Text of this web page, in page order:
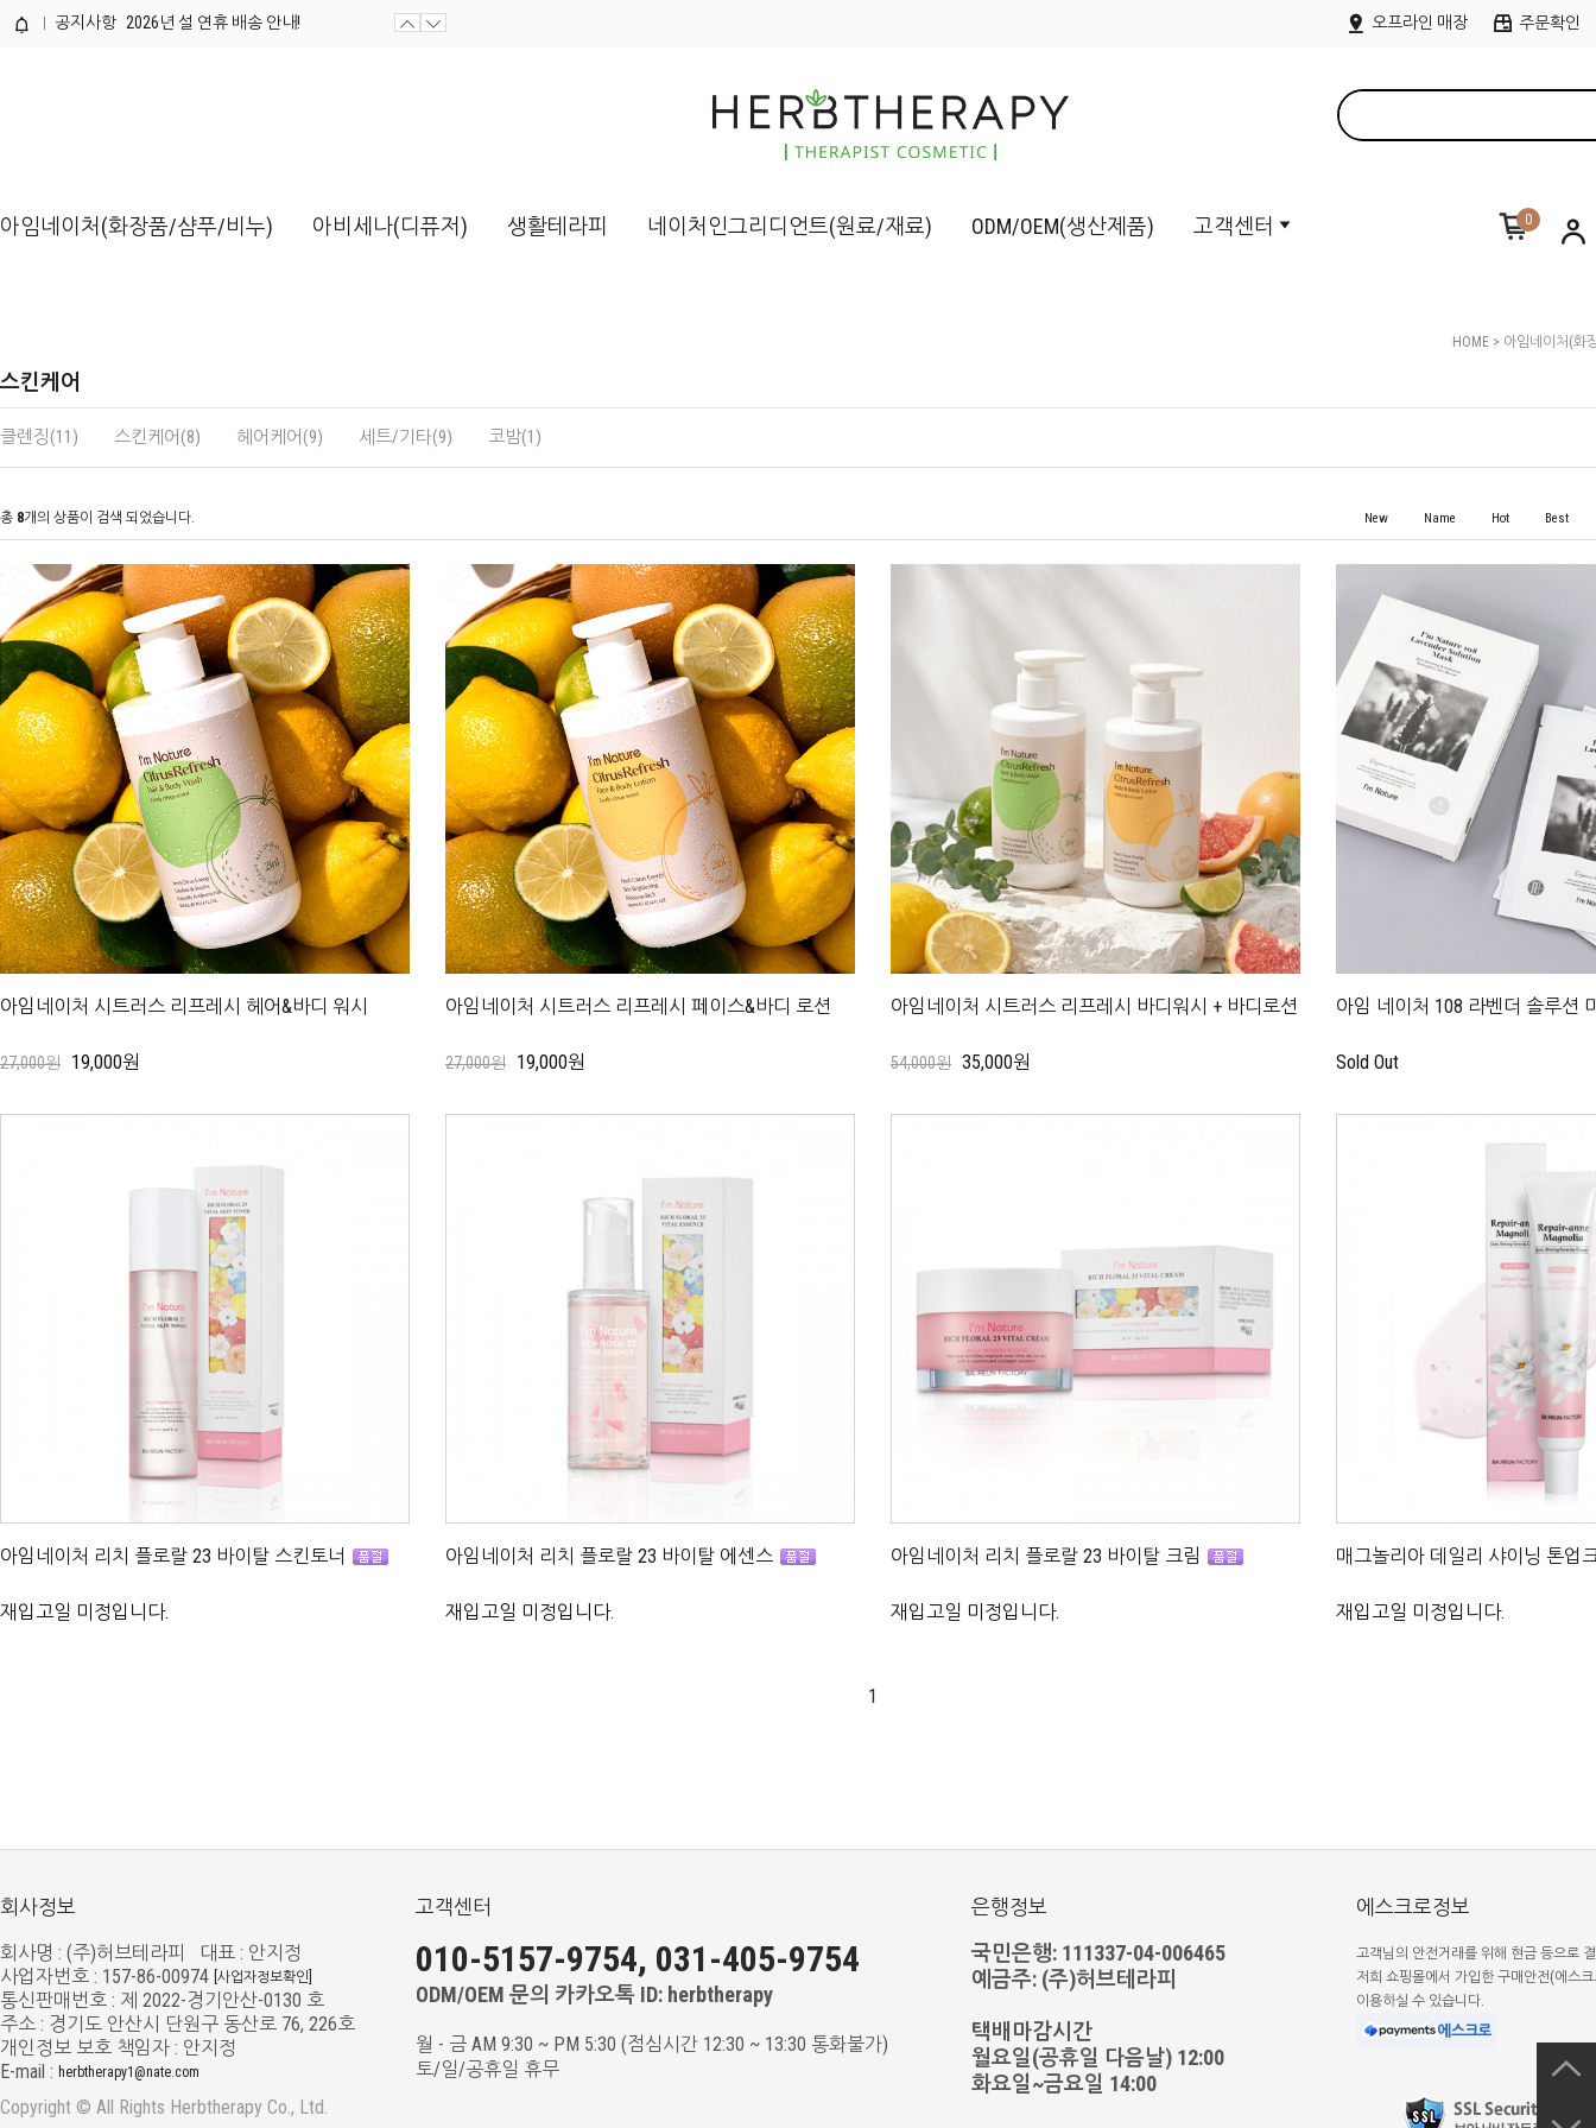
공지사항 2026년 설 연휴 배송 안내!
오프라인 매장 주문확인
아임네이처(화장품/샴푸/비누) 아비세나(디퓨저) 생활테라피 네이처인그리디언트(원료/재료) ODM/OEM(생산제품) 고객센터 0
HOME > 아임네이처(화
스킨케어
클렌징(11) 스킨케어(8) 헤어케어(9) 세트/기타(9) 코밤(1)
총 8개의 상품이 검색 되었습니다. New Name Hot Best
아임네이처 시트러스 리프레시 헤어&바디 워시
27,000원 19,000원
아임네이처 시트러스 리프레시 페이스&바디 로션
27,000원 19,000원
아임네이처 시트러스 리프레시 바디워시 + 바디로션
54,000원 35,000원
아임 네이처 108 라벤더 솔루션
Sold Out
아임네이처 리치 플로랄 23 바이탈 스킨토너
재입고일 미정입니다.
아임네이처 리치 플로랄 23 바이탈 에센스
재입고일 미정입니다.
아임네이처 리치 플로랄 23 바이탈 크림
재입고일 미정입니다.
매그놀리아 데일리 샤이닝 톤업
재입고일 미정입니다.
1
회사정보
회사명 : (주)허브테라피 대표 : 안지정
사업자번호 : 157-86-00974 [사업자정보확인]
통신판매번호 : 제 2022-경기안산-0130 호
주소 : 경기도 안산시 단원구 동산로 76, 226호
개인정보 보호 책임자 : 안지정
E-mail : herbtherapy1@nate.com
Copyright © All Rights Herbtherapy Co., Ltd.
고객센터
010-5157-9754, 031-405-9754
ODM/OEM 문의 카카오톡 ID: herbtherapy
월 - 금 AM 9:30 ~ PM 5:30 (점심시간 12:30 ~ 13:30 통화불가)
토/일/공휴일 휴무
은행정보
국민은행: 111337-04-006465
예금주: (주)허브테라피
택배마감시간
월요일(공휴일 다음날) 12:00
화요일~금요일 14:00
에스크로정보
고객님의 안전거래를 위해 현금 등으로
저희 쇼핑몰에서 가입한 구매안전(에스
이용하실 수 있습니다.